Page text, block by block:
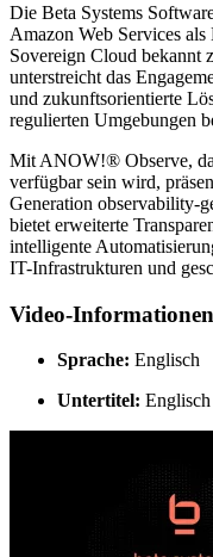
Die Beta Systems
Amazon Web Services
Sovereign Cloud bekannt
unterstreicht das
und zukunftsorientierte
regulierten Umgebungen
Mit ANOW!® Observe,
verfügbar sein wird,
Generation observability-
bietet erweiterte
intelligente
IT-Infrastrukturen und
Video-
Sprache: Englisch
Untertitel: Englisch